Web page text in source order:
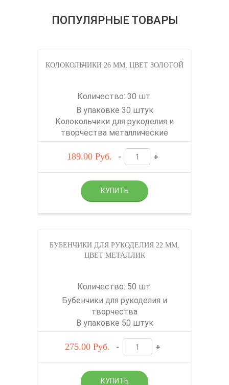
ПОПУЛЯРНЫЕ ТОВАРЫ
КОЛОКОЛЬЧИКИ 26 ММ, ЦВЕТ ЗОЛОТОЙ
Количество: 30 шт.
В упаковке 30 штук
Колокольчики для рукоделия и
творчества металлические
189.00 Руб. - +
БУБЕНЧИКИ ДЛЯ РУКОДЕЛИЯ 22 ММ,
ЦВЕТ МЕТАЛЛИК
Количество: 50 шт.
Бубенчики для рукоделия и
творчества
В упаковке 50 штук
275.00 Руб. - +